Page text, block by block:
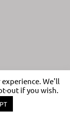
We'll
out if you wish.